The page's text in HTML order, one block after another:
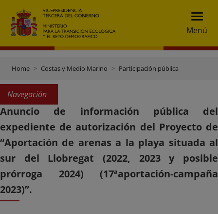
Menú
Home Costas y Medio Marino Participación pública
Navegación
Anuncio de información pública del
expediente de autorización del Proyecto de
“Aportación de arenas a la playa situada al
sur del Llobregat (2022, 2023 y posible
prórroga 2024) (17ªaportación-campaña
2023)”.